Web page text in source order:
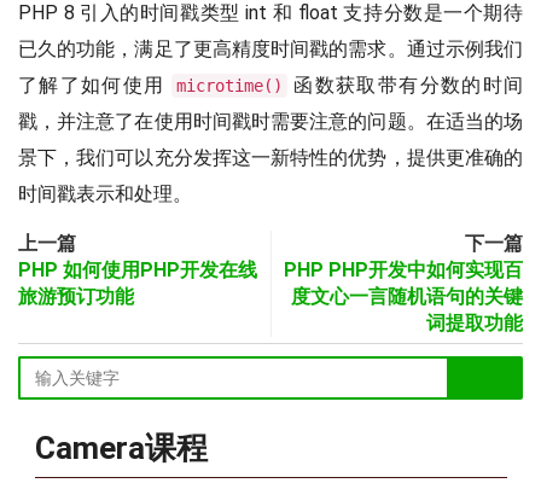
PHP 8 引入的时间戳类型 int 和 float 支持分数是一个期待
已久的功能，满足了更高精度时间戳的需求。通过示例我们
了解了如何使用
microtime()
函数获取带有分数的时间
戳，并注意了在使用时间戳时需要注意的问题。在适当的场
景下，我们可以充分发挥这一新特性的优势，提供更准确的
时间戳表示和处理。
上一篇
PHP 如何使用PHP开发在线
旅游预订功能
下一篇
PHP PHP开发中如何实现百
度文心一言随机语句的关键
词提取功能
Camera课程